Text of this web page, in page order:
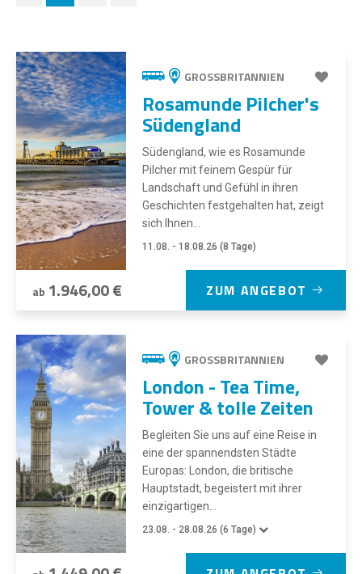
GROSSBRITANNIEN
Rosamunde Pilcher's
Südengland
Südengland, wie es Rosamunde
Pilcher mit feinem Gespür für
Landschaft und Gefühl in ihren
Geschichten festgehalten hat, zeigt
sich Ihnen...
11.08. - 18.08.26 (8 Tage)
ab 1.946,00 € ZUM ANGEBOT
GROSSBRITANNIEN
London - Tea Time,
Tower & tolle Zeiten
Begleiten Sie uns auf eine Reise in
eine der spannendsten Städte
Europas: London, die britische
Hauptstadt, begeistert mit ihrer
einzigartigen...
23.08. - 28.08.26 (6 Tage)